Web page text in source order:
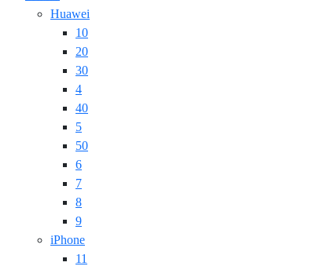
Huawei
10
20
30
4
40
5
50
6
7
8
9
iPhone
11